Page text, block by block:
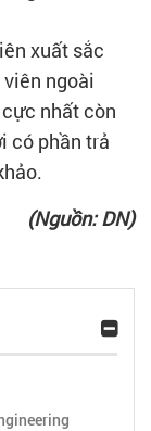
xuất sắc
ngoài
nhất còn
có phần trả
(Nguồn: DN)